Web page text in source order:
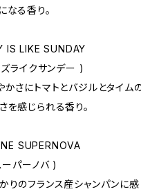
なる香り。
IS LIKE SUNDAY
ライクサンデー )
かさにトマトとバジルとタイム
を感じられる香り。
SUPERNOVA
パーノバ )
りのフランス産シャンパンに